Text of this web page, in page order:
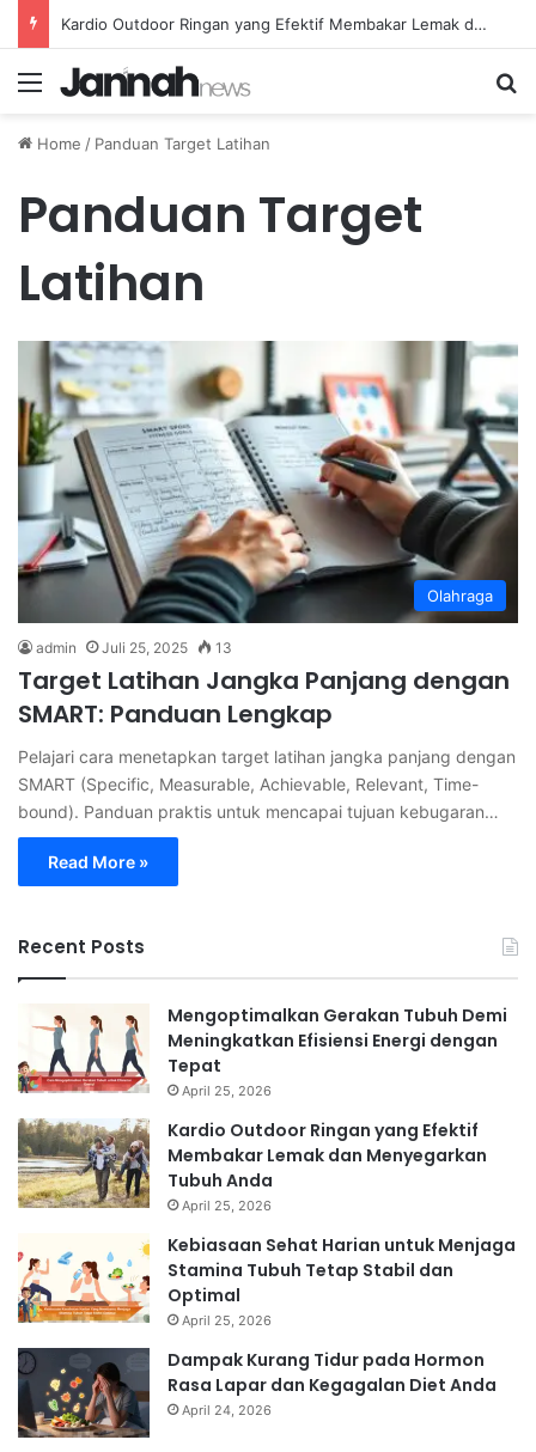
Kardio Outdoor Ringan yang Efektif Membakar Lemak dan Menyegarkan Tubuh Anda
Menu
Home / Panduan Target Latihan
Panduan Target
Latihan
Olahraga
admin Juli 25, 2025 13
Target Latihan Jangka Panjang dengan
SMART: Panduan Lengkap
Pelajari cara menetapkan target latihan jangka panjang dengan
SMART (Specific, Measurable, Achievable, Relevant, Time-
bound). Panduan praktis untuk mencapai tujuan kebugaran…
Read More »
Recent Posts
Mengoptimalkan Gerakan Tubuh Demi
Meningkatkan Efisiensi Energi dengan
Tepat
April 25, 2026
Kardio Outdoor Ringan yang Efektif
Membakar Lemak dan Menyegarkan
Tubuh Anda
April 25, 2026
Kebiasaan Sehat Harian untuk Menjaga
Stamina Tubuh Tetap Stabil dan
Optimal
April 25, 2026
Dampak Kurang Tidur pada Hormon
Rasa Lapar dan Kegagalan Diet Anda
April 24, 2026